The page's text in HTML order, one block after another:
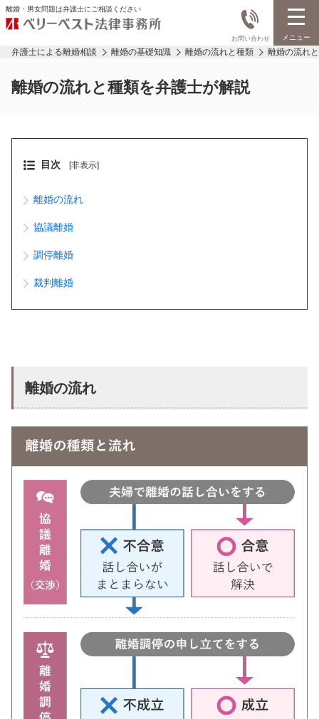
離婚・男女問題は弁護士にご相談ください
お問い合わせ メニュー
弁護士による離婚相談 離婚の基礎知識 離婚の流れと種類 離婚の流れ
離婚の流れと種類を弁護士が解説
目次 [非表示]
離婚の流れ
協議離婚
調停離婚
裁判離婚
離婚の流れ